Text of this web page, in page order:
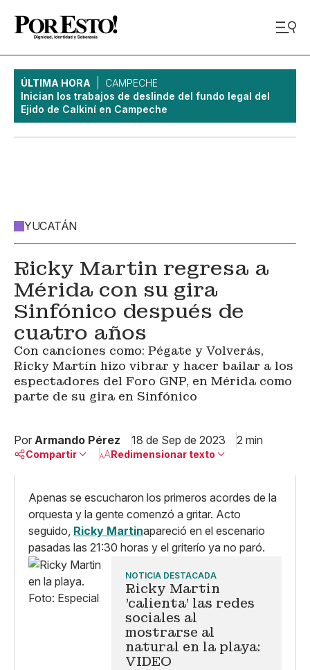
ÚLTIMA HORA
CAMPECHE
Inician los trabajos de deslinde del fundo legal del
Ejido de Calkiní en Campeche
YUCATÁN
Ricky Martin regresa a
Mérida con su gira
Sinfónico después de
cuatro años
Con canciones como: Pégate y Volverás,
Ricky Martín hizo vibrar y hacer bailar a los
espectadores del Foro GNP, en Mérida como
parte de su gira en Sinfónico
Por Armando Pérez 18 de Sep de 2023 2 min
Compartir
Linkedin
Facebook
X
Whatsapp
Copiar enlace
Redimensionar texto
Pequeño
Mediano
Grande
Apenas se escucharon los primeros acordes de la
orquesta y la gente comenzó a gritar. Acto
seguido, Ricky Martinapareció en el escenario
pasadas las 21:30 horas y el griterío ya no paró.
NOTICIA DESTACADA
Ricky Martin
'calienta' las redes
sociales al
mostrarse al
natural en la playa:
VIDEO